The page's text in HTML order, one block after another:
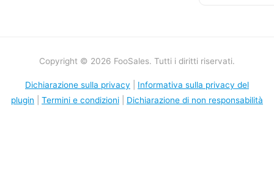
Copyright © 2026 FooSales. Tutti i diritti riservati.
Dichiarazione sulla privacy
Informativa sulla privacy del
plugin
Termini e condizioni Dichiarazione di non responsabilità